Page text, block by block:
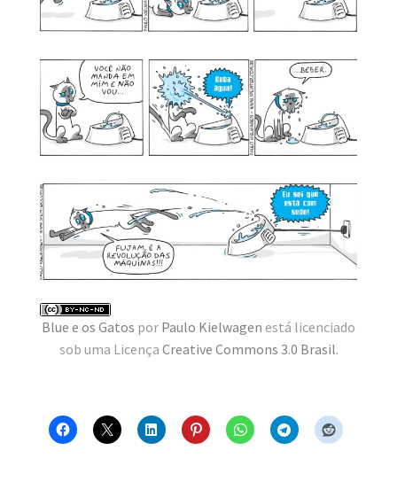
MINHA CONTA
CARRINHO
Search
for:
Blue e os Gatos por Paulo Kielwagen está licenciado
sob uma Licença Creative Commons 3.0 Brasil.